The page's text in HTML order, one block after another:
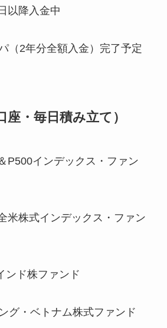
降入金中
（2年分全額入金）完了予定
・毎日積み立て）
P500インデックス・ファン
米株式インデックス・ファン
ンド株ファンド
グ・ベトナム株式ファンド